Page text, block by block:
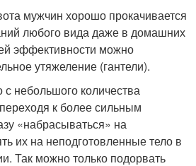
мужчин хорошо прокачивается
любого вида даже в домашних
эффективности можно
утяжеление (гантели).
небольшого количества
к более сильным
«набрасываться» на
их на неподготовленные тело в
Так можно только подорвать